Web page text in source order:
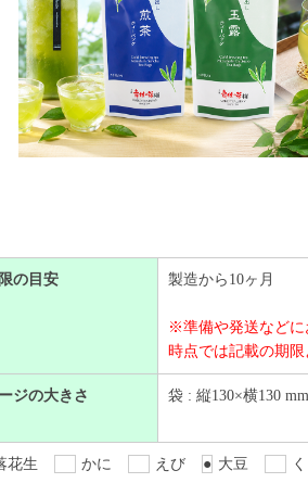
の目安 製造から10ヶ月
※準備や発送などに
時点では記載の期限
ジの大きさ 袋 : 縦130×横130 mm
花生 かに えび ● 大豆